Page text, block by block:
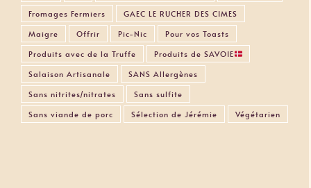
Fromages Fermiers
GAEC LE RUCHER DES CIMES
Maigre
Offrir Pic-Nic
Pour vos Toasts
Produits avec de la Truffe
Produits de SAVOIE
Salaison Artisanale
SANS Allergènes
Sans nitrites/nitrates
Sans sulfite
Sans viande de porc
Sélection de Jérémie Végétarien